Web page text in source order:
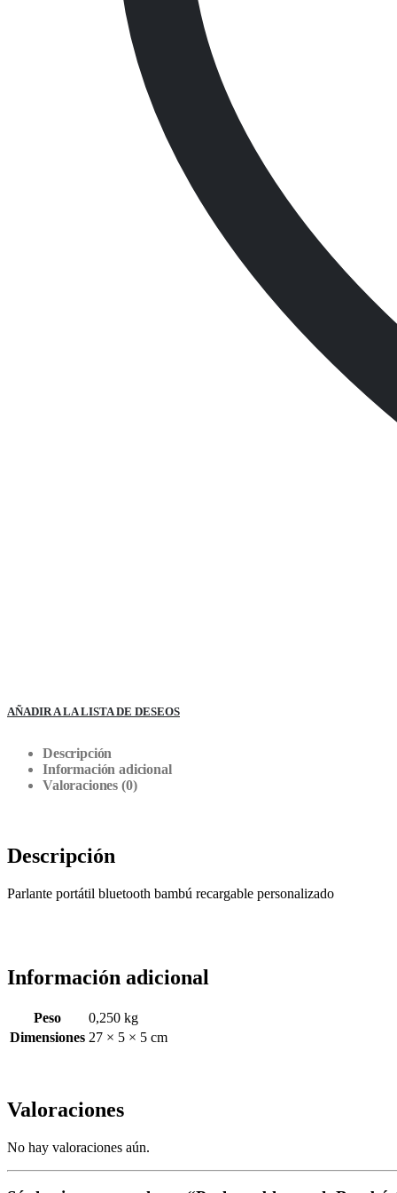
AÑADIR A LA LISTA DE DESEOS
Descripción
Información adicional
Valoraciones (0)
Descripción
Parlante portátil bluetooth bambú recargable personalizado
Información adicional
Peso
0,250 kg
Dimensiones 27 × 5 × 5 cm
Valoraciones
No hay valoraciones aún.